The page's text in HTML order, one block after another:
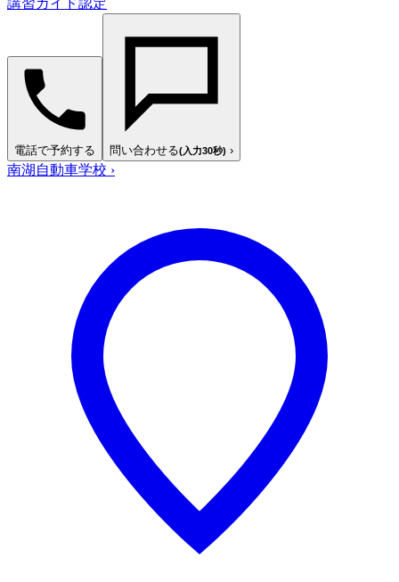
電話で予約する 問い合わせる(入力30秒) ›
南湖自動車学校 ›